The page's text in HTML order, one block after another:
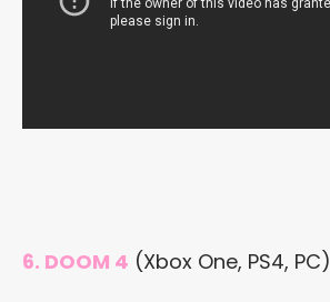
6. DOOM 4 (Xbox One, PS4, PC)